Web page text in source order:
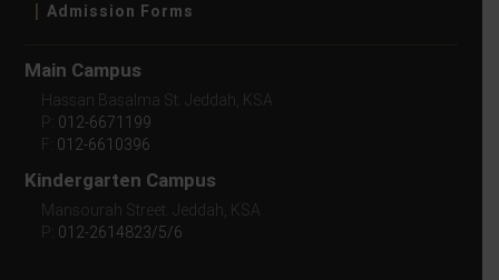
Admission Forms
Main Campus
Hassan Basalma St. Jeddah, KSA
P: 012-6671199
F:
012-6610396
Kindergarten Campus
Mansourah Street. Jeddah, KSA
P: 012-2614823/5/6